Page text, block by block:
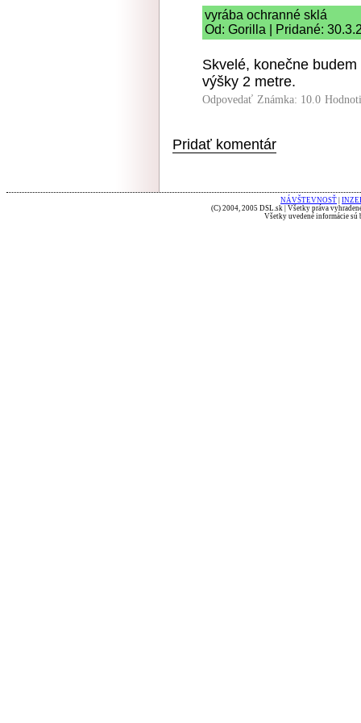
vyrába ochranné sklá
Od: Gorilla | Pridané:
Skvelé, konečne
výšky 2 metre.
Odpovedať Známka: 10.0
Pridať komentár
NÁVŠTEVNOSŤ
(C) 2004, 2005 DSL.sk | Všetky práva
Všetky uvedené informácie sú